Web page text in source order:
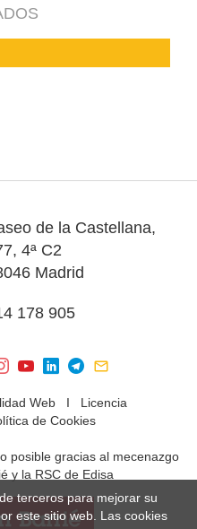
de la Castellana,
4ª C2
Madrid
178 905
WebI Licencia
de Cookies
posible gracias al mecenazgo
y la RSC de Edisa
terceros para mejorar su
este sitio web. Las cookies